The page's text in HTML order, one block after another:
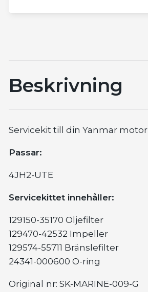
Beskrivning
Servicekit till din Yanmar motor
Passar:
4JH2-UTE
Servicekittet innehåller:
129150-35170 Oljefilter
129470-42532 Impeller
129574-55711 Bränslefilter
24341-000600 O-ring
Original nr: SK-MARINE-009-G